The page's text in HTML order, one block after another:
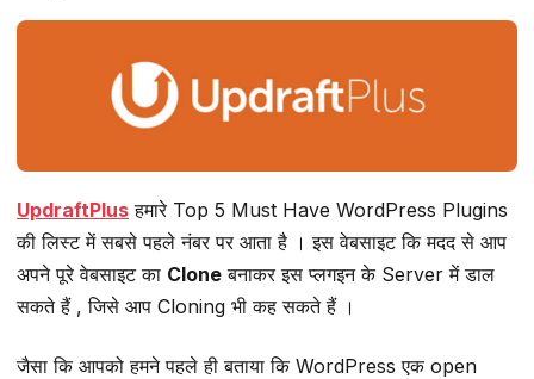
UpdraftPlus हमारे Top 5 Must Have WordPress Plugins
की लिस्ट में सबसे पहले नंबर पर आता है । इस वेबसाइट कि मदद से आप
अपने पूरे वेबसाइट का Clone बनाकर इस प्लगइन के Server में डाल
सकते हैं , जिसे आप Cloning भी कह सकते हैं ।
जैसा कि आपको हमने पहले ही बताया कि WordPress एक open